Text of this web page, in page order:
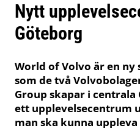
Nytt
Göteborg
World of Volvo är en ny
som de två
Group skapar i centrala
ett upplevelsecentrum
man ska kunna